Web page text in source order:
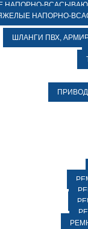
НАПОРНО-
НАПОРНО-
ШЛАНГИ ПВХ,